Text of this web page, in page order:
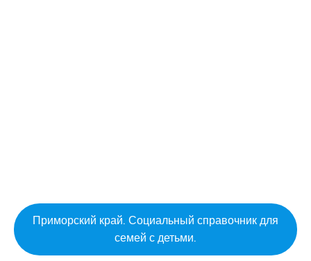
Приморский край. Социальный справочник для
семей с детьми.